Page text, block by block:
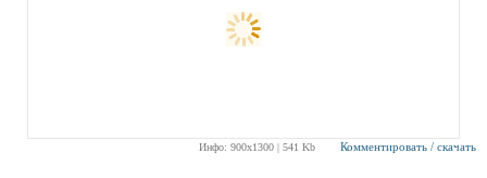
Инфо: 900х1300 | 541 Kb Комментировать / скачать